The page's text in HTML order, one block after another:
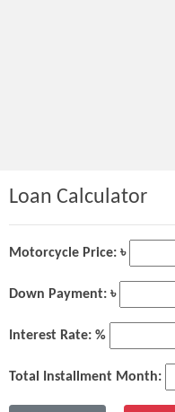
Loan Calculator
Motorcycle Price: ৳
Down Payment: ৳
Interest Rate: %
Total Installment Month: